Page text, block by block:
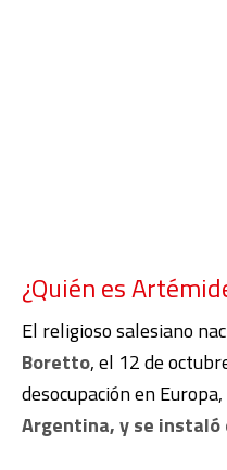
¿Quién es
El religioso salesiano
Boretto, el 12 de
desocupación en
Argentina, y se instaló